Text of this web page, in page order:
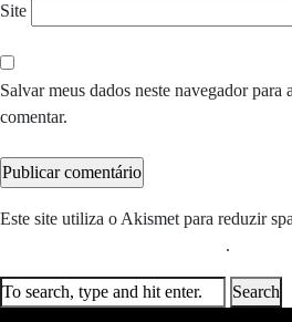
Site
Salvar meus dados neste navegador para
comentar.
Este site utiliza o Akismet para reduzir
.
Search